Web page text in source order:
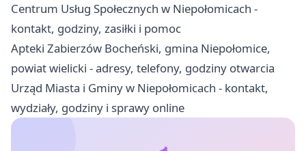
Centrum Usług Społecznych w Niepołomicach -
kontakt, godziny, zasiłki i pomoc
Apteki Zabierzów Bocheński, gmina Niepołomice,
powiat wielicki - adresy, telefony, godziny otwarcia
Urząd Miasta i Gminy w Niepołomicach - kontakt,
wydziały, godziny i sprawy online